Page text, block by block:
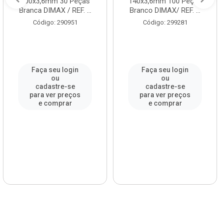
Branca DIMAX / REF. ...
Código: 290951
Faça seu login
ou
cadastre-se
para ver preços
e comprar
Branco DIMAX/ REF. ...
Código: 299281
Faça seu login
ou
cadastre-se
para ver preços
e comprar